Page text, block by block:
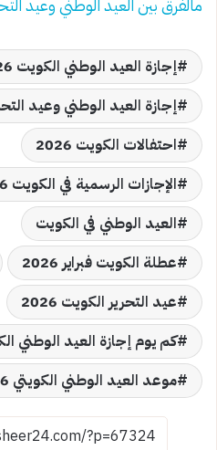
مالفرق بين العيد الوطني وعيد
إجازة العيد الوطني الكويت 2026
إجازة العيد الوطني وعيد
احتفالات الكويت 2026
الإجازات الرسمية في الكويت 2026
العيد الوطني في الكويت
عطلة الكويت فبراير 2026
عيد التحرير الكويت 2026
كم يوم إجازة العيد الوطني
موعد العيد الوطني الكويتي 2026